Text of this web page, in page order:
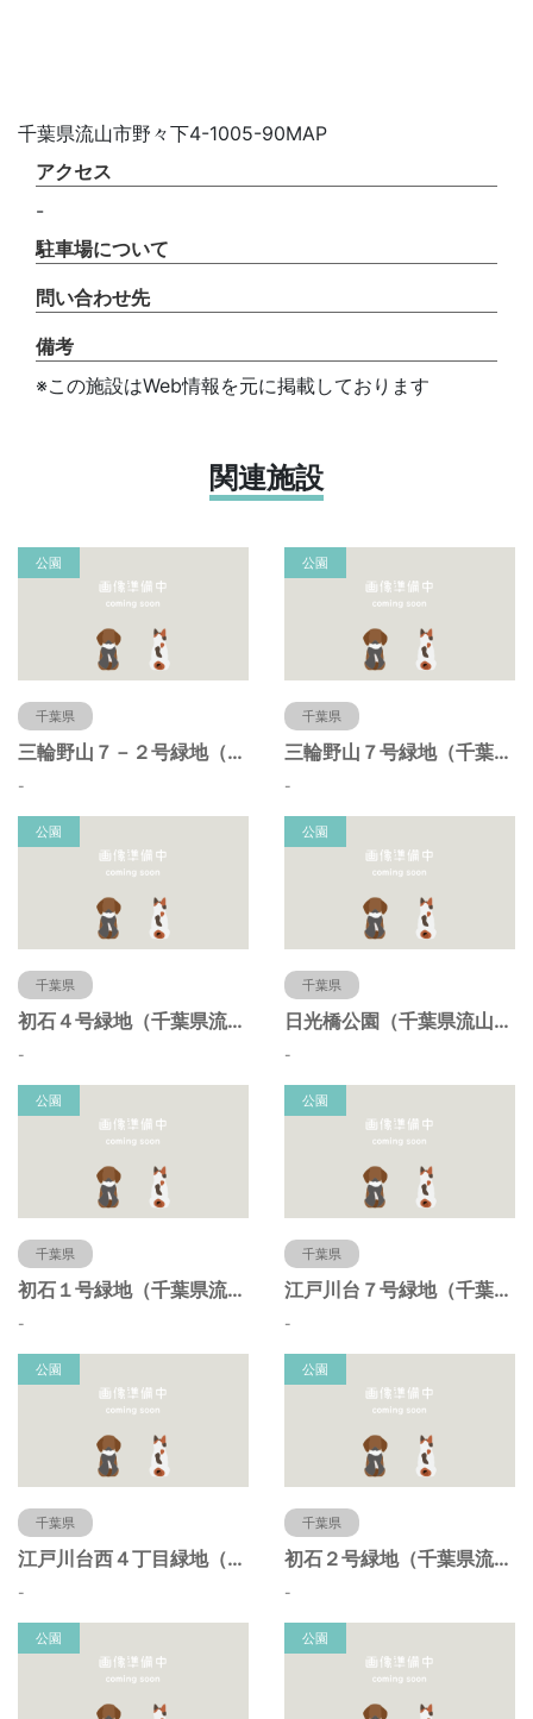
千葉県流山市野々下4-1005-90MAP
アクセス
-
駐車場について
問い合わせ先
備考
※この施設はWeb情報を元に掲載しております
関連施設
公園
千葉県
三輪野山７－２号緑地（千葉県流山市）
-
公園
千葉県
三輪野山７号緑地（千葉県流山市）
-
公園
千葉県
初石４号緑地（千葉県流山市）
-
公園
千葉県
日光橋公園（千葉県流山市）
-
公園
千葉県
初石１号緑地（千葉県流山市）
-
公園
千葉県
江戸川台７号緑地（千葉県流山市）
-
公園
千葉県
江戸川台西４丁目緑地（千葉県流山市）
-
公園
千葉県
初石２号緑地（千葉県流山市）
-
公園 公園